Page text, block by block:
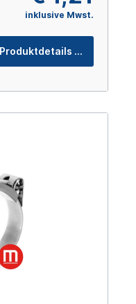
inklusive Mwst.
Produktdetails